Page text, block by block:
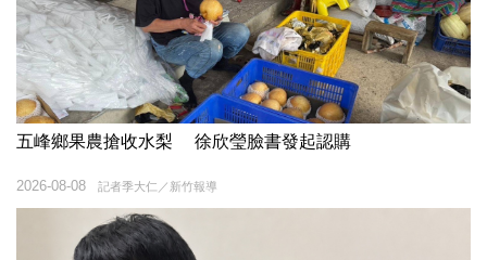
五峰鄉果農搶收水梨 徐欣瑩臉書發起認購
記者季大仁／新竹報導
2026-08-08